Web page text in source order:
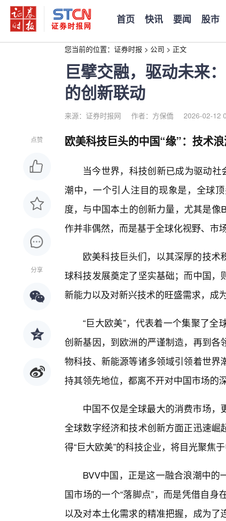
首页 快讯 要闻 股市
您当前的位置： 证券时报 > 公司 > 正文
巨擘交融，驱动未来
的创新联动
来源：证券时报网 作者：方保僑 2026-02-12
点赞
分享
欧美科技巨头的中国“缘”：技术
当今世界，科技创新已成为驱动
潮中，一个引人注目的现象是，全球
度，与中国本土的创新力量，尤其是
作并非偶然，而是基于全球化视野、市
欧美科技巨头们，以其深厚的技
球科技发展奠定了坚实基础；而中国
新能力以及对新兴技术的旺盛需求，成
“巨大欧美”，代表着一个集聚了
创新基因，到欧洲的严谨制造，再到
物科技、新能源等诸多领域引领着世
持其领先地位，都离不开对中国市场的
中国不仅是全球最大的消费市场
全球数字经济和技术创新方面正迅速
得“巨大欧美”的科技企业，将目光聚焦
BVV中国，正是这一融合浪潮中
国市场的一个“落脚点”，而是凭借自
以及对本土化需求的精准把握，成为